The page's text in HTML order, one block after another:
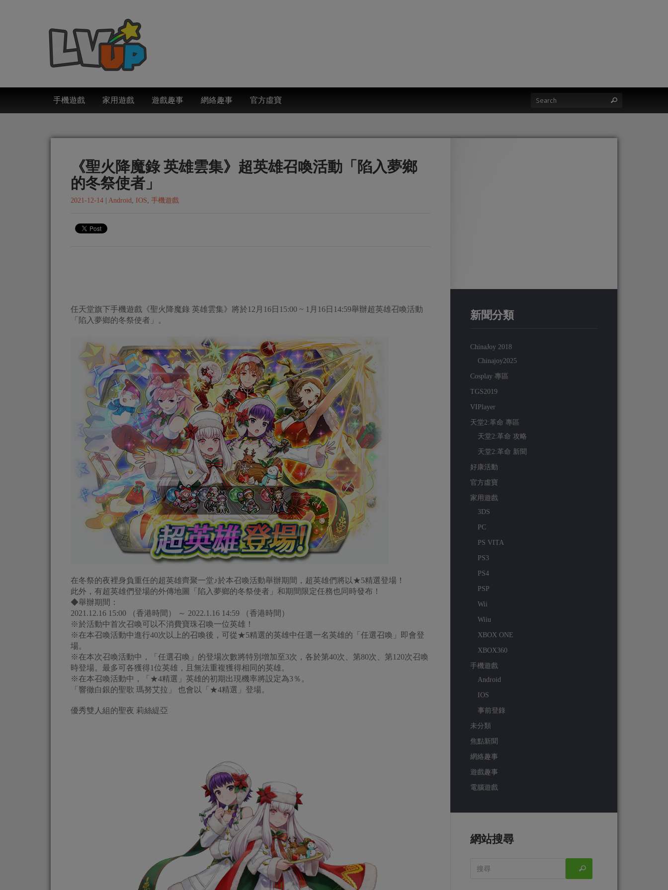
手機遊戲 家用遊戲 遊戲趣事 網絡趣事 官方虛寶
《聖火降魔錄 英雄雲集》超英雄召喚活動「陷入夢鄉
的冬祭使者」
2021-12-14 Android, IOS, 手機遊戲
任天堂旗下手機遊戲《聖火降魔錄 英雄雲集》將於12月16日15:00 ~ 1月16日14:59舉辦超英雄召喚活動
「陷入夢鄉的冬祭使者」。
在冬祭的夜裡身負重任的超英雄齊聚一堂♪於本召喚活動舉辦期間，超英雄們將以★5精選登場！
此外，有超英雄們登場的外傳地圖「陷入夢鄉的冬祭使者」和期間限定任務也同時發布！
◆舉辦期間：
2021.12.16 15:00 （香港時間） ～ 2022.1.16 14:59 （香港時間）
※於活動中首次召喚可以不消費寶珠召喚一位英雄！
※在本召喚活動中進行40次以上的召喚後，可從★5精選的英雄中任選一名英雄的「任選召喚」即會登
場。
※在本次召喚活動中，「任選召喚」的登場次數將特別增加至3次，各於第40次、第80次、第120次召喚
時登場。最多可各獲得1位英雄，且無法重複獲得相同的英雄。
※在本召喚活動中，「★4精選」英雄的初期出現機率將設定為3％。
「響徹白銀的聖歌 瑪努艾拉」 也會以「★4精選」登場。
優秀雙人組的聖夜 莉絲緹亞
新聞分類
ChinaJoy 2018
Chinajoy2025
Cosplay 專區
TGS2019
VIPlayer
天堂2:革命 專區
天堂2:革命 攻略
天堂2:革命 新聞
好康活動
官方虛寶
家用遊戲
3DS
PC
PS VITA
PS3
PS4
PSP
Wii
Wiiu
XBOX ONE
XBOX360
手機遊戲
Android
IOS
事前登錄
未分類
焦點新聞
網絡趣事
遊戲趣事
電腦遊戲
網站搜尋